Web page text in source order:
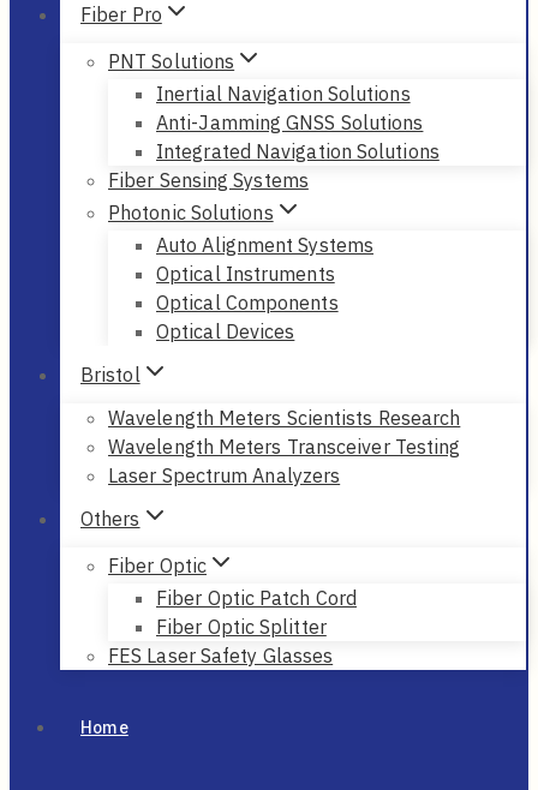
Fiber Pro
PNT Solutions
Inertial Navigation Solutions
Anti-Jamming GNSS Solutions
Integrated Navigation Solutions
Fiber Sensing Systems
Photonic Solutions
Auto Alignment Systems
Optical Instruments
Optical Components
Optical Devices
Bristol
Wavelength Meters Scientists Research
Wavelength Meters Transceiver Testing
Laser Spectrum Analyzers
Others
Fiber Optic
Fiber Optic Patch Cord
Fiber Optic Splitter
FES Laser Safety Glasses
Home